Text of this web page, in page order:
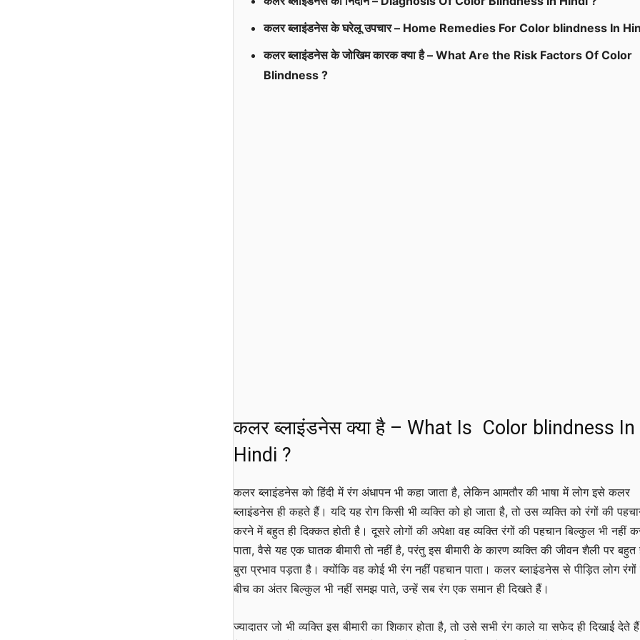
कलर ब्लाइंडनेस के घरेलू उपचार – Home Remedies For Color blindness In
कलर ब्लाइंडनेस के जोखिम कारक क्या है – What Are the Risk Factors Of Color
Blindness ?
कलर ब्लाइंडनेस क्या है – What Is Color blindness In
Hindi ?
कलर ब्लाइंडनेस को हिंदी में रंग अंधापन भी कहा जाता है, लेकिन आमतौर की भाषा में लोग इसे कलर
ब्लाइंडनेस ही कहते हैं। यदि यह रोग किसी भी व्यक्ति को हो जाता है, तो उस व्यक्ति को रंगों की
करने में बहुत ही दिक्कत होती है। दूसरे लोगों की अपेक्षा वह व्यक्ति रंगों की पहचान बिल्कुल भी नहीं
पाता, वैसे यह एक घातक बीमारी तो नहीं है, परंतु इस बीमारी के कारण व्यक्ति की जीवन शैली पर बहुत
बुरा प्रभाव पड़ता है। क्योंकि वह कोई भी रंग नहीं पहचान पाता। कलर ब्लाइंडनेस से पीड़ित लोग
बीच का अंतर बिल्कुल भी नहीं समझ पाते, उन्हें सब रंग एक समान ही दिखते हैं।
ज्यादातर जो भी व्यक्ति इस बीमारी का शिकार होता है, तो उसे सभी रंग काले या सफेद ही दिखाई देते